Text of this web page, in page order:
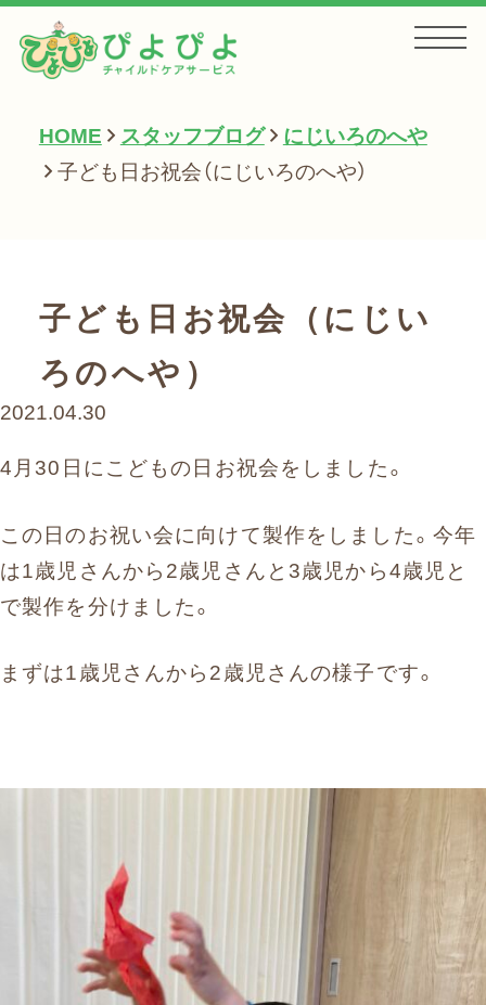
HOME
サービス一覧
会社案内
まずはお気軽にお電話ください
受付時間 9:30〜17:30（土日祝除く）
HOME スタッフブログ
にじいろのへや
子ども日お祝会（にじいろのへや）
子ども日お祝会（にじい
ろのへや）
2021.04.30
4月30日にこどもの日お祝会をしました。
この日のお祝い会に向けて製作をしました。今年
は1歳児さんから2歳児さんと3歳児から4歳児と
で製作を分けました。
まずは1歳児さんから2歳児さんの様子です。